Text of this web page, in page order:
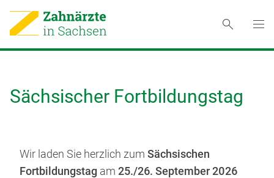
Sächsischer Fortbildungstag
Wir laden Sie herzlich zum Sächsischen
Fortbildungstag am 25./26. September 2026